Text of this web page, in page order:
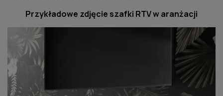
Przykładowe zdjęcie szafki RTV w aranżacji